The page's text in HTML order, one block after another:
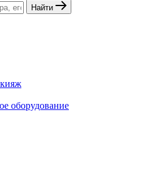
Найти
оборудование